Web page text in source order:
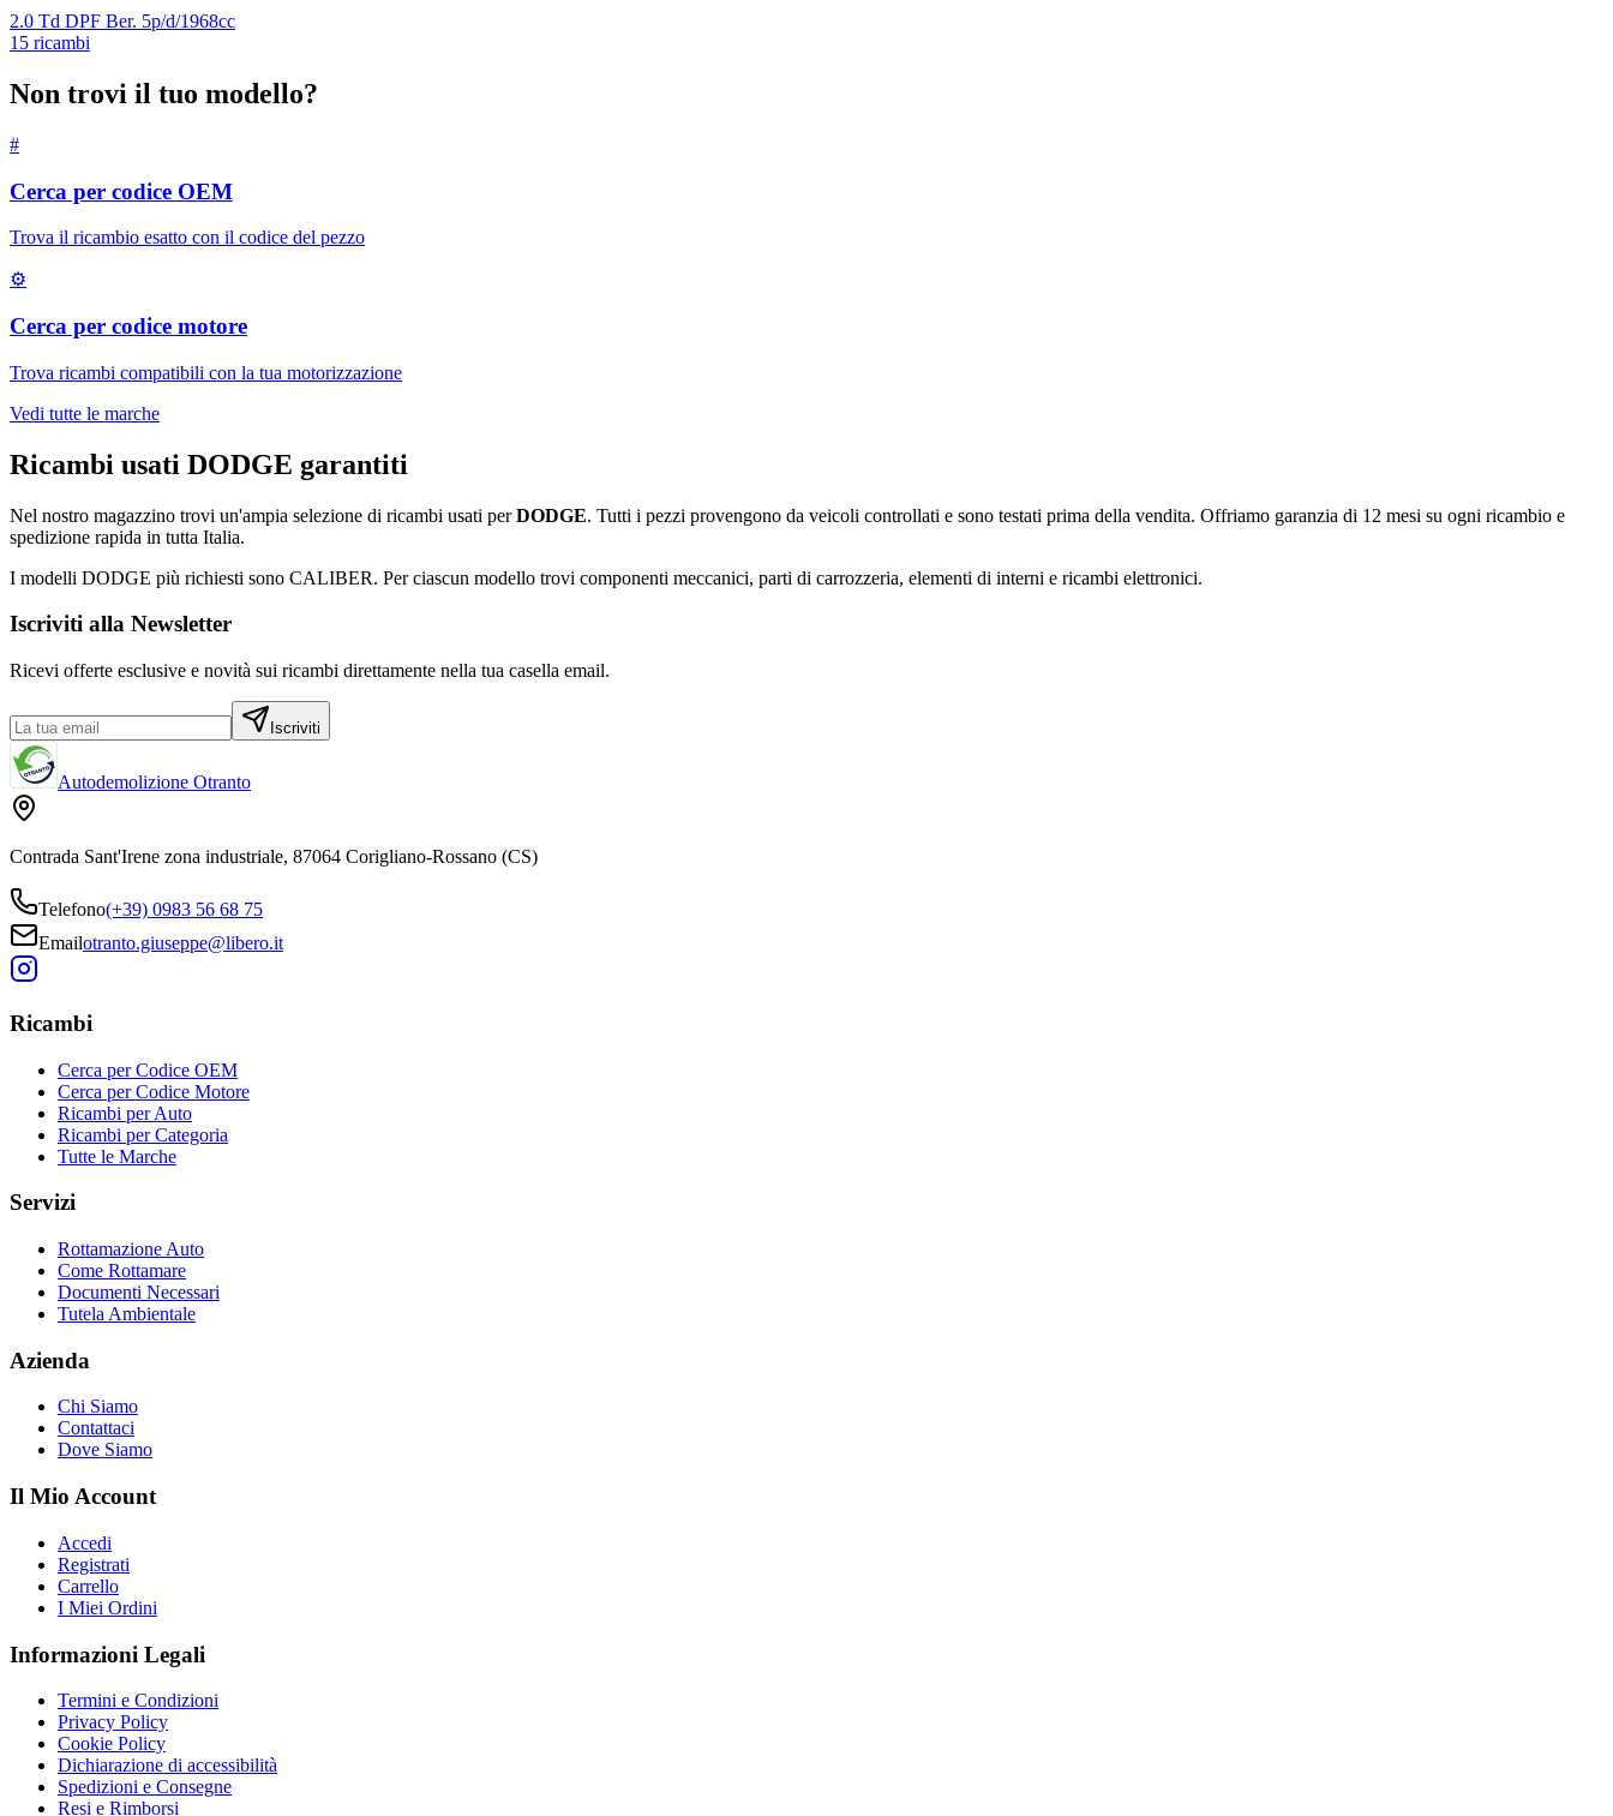
2.0 Td DPF Ber. 5p/d/1968cc
15 ricambi
Non trovi il tuo modello?
#
Cerca per codice OEM
Trova il ricambio esatto con il codice del pezzo
⚙
Cerca per codice motore
Trova ricambi compatibili con la tua motorizzazione
Vedi tutte le marche
Ricambi usati DODGE garantiti
Nel nostro magazzino trovi un'ampia selezione di ricambi usati perDODGE. Tutti i pezzi provengono da veicoli controllati e sono testati prima della vendita. Offriamo garanzia di 12 mesi su ogni ricambio e
spedizione rapida in tutta Italia.
I modelli DODGE più richiesti sono CALIBER. Per ciascun modello trovi componenti meccanici, parti di carrozzeria, elementi di interni e ricambi elettronici.
Iscriviti alla Newsletter
Ricevi offerte esclusive e novità sui ricambi direttamente nella tua casella email.
Iscriviti
Autodemolizione Otranto
Contrada Sant'Irene zona industriale, 87064 Corigliano-Rossano (CS)
Telefono(+39) 0983 56 68 75
Emailotranto.giuseppe@libero.it
Ricambi
Cerca per Codice OEM
Cerca per Codice Motore
Ricambi per Auto
Ricambi per Categoria
Tutte le Marche
Servizi
Rottamazione Auto
Come Rottamare
Documenti Necessari
Tutela Ambientale
Azienda
Chi Siamo
Contattaci
Dove Siamo
Il Mio Account
Accedi
Registrati
Carrello
I Miei Ordini
Informazioni Legali
Termini e Condizioni
Privacy Policy
Cookie Policy
Dichiarazione di accessibilità
Spedizioni e Consegne
Resi e Rimborsi